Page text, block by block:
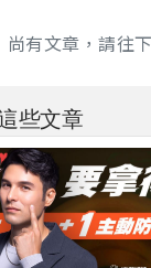
有文章，請往
些文章